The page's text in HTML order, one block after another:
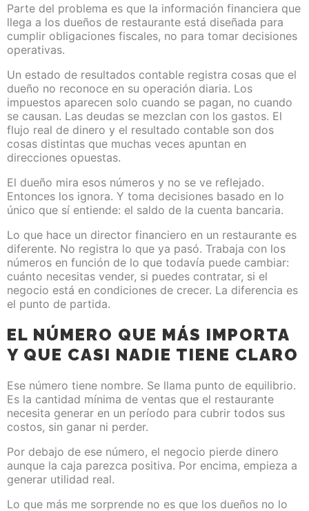
Parte del problema es que la información financiera que
llega a los dueños de restaurante está diseñada para
cumplir obligaciones fiscales, no para tomar decisiones
operativas.
Un estado de resultados contable registra cosas que el
dueño no reconoce en su operación diaria. Los
impuestos aparecen solo cuando se pagan, no cuando
se causan. Las deudas se mezclan con los gastos. El
flujo real de dinero y el resultado contable son dos
cosas distintas que muchas veces apuntan en
direcciones opuestas.
El dueño mira esos números y no se ve reflejado.
Entonces los ignora. Y toma decisiones basado en lo
único que sí entiende: el saldo de la cuenta bancaria.
Lo que hace un director financiero en un restaurante es
diferente. No registra lo que ya pasó. Trabaja con los
números en función de lo que todavía puede cambiar:
cuánto necesitas vender, si puedes contratar, si el
negocio está en condiciones de crecer. La diferencia es
el punto de partida.
EL NÚMERO QUE MÁS IMPORTA
Y QUE CASI NADIE TIENE CLARO
Ese número tiene nombre. Se llama punto de equilibrio.
Es la cantidad mínima de ventas que el restaurante
necesita generar en un período para cubrir todos sus
costos, sin ganar ni perder.
Por debajo de ese número, el negocio pierde dinero
aunque la caja parezca positiva. Por encima, empieza a
generar utilidad real.
Lo que más me sorprende no es que los dueños no lo